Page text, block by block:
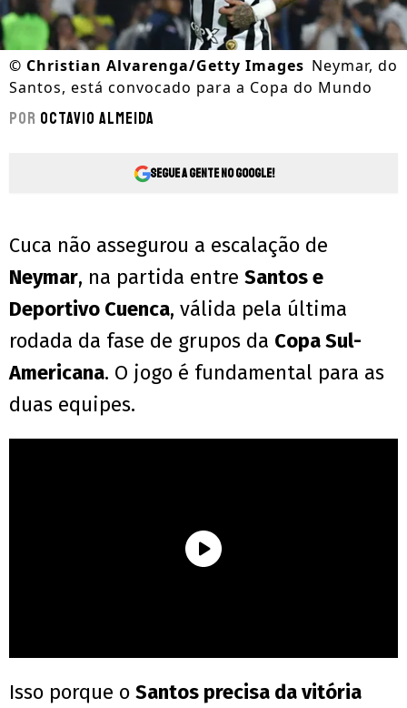
© Christian Alvarenga/Getty Images Neymar, do
Santos, está convocado para a Copa do Mundo
Por Octavio Almeida
Segue a gente no Google!
Cuca não assegurou a escalação de
Neymar, na partida entre Santos e
Deportivo Cuenca, válida pela última
rodada da fase de grupos da Copa Sul-
Americana. O jogo é fundamental para as
duas equipes.
Isso porque o Santos precisa da vitória